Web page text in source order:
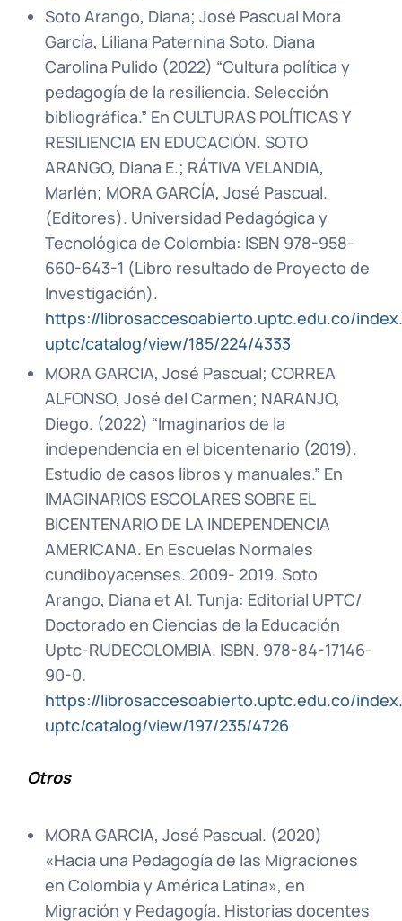
Soto Arango, Diana; José Pascual Mora
García, Liliana Paternina Soto, Diana
Carolina Pulido (2022) “Cultura política y
pedagogía de la resiliencia. Selección
bibliográfica.” En CULTURAS POLÍTICAS Y
RESILIENCIA EN EDUCACIÓN. SOTO
ARANGO, Diana E.; RÁTIVA VELANDIA,
Marlén; MORA GARCÍA, José Pascual.
(Editores). Universidad Pedagógica y
Tecnológica de Colombia: ISBN 978-958-
660-643-1 (Libro resultado de Proyecto de
Investigación).
https://librosaccesoabierto.uptc.edu.co/
uptc/catalog/view/185/224/4333
MORA GARCIA, José Pascual; CORREA
ALFONSO, José del Carmen; NARANJO,
Diego. (2022) “Imaginarios de la
independencia en el bicentenario (2019).
Estudio de casos libros y manuales.” En
IMAGINARIOS ESCOLARES SOBRE EL
BICENTENARIO DE LA INDEPENDENCIA
AMERICANA. En Escuelas Normales
cundiboyacenses. 2009- 2019. Soto
Arango, Diana et Al. Tunja: Editorial UPTC/
Doctorado en Ciencias de la Educación
Uptc-RUDECOLOMBIA. ISBN. 978-84-17146-
90-0.
https://librosaccesoabierto.uptc.edu.co/
uptc/catalog/view/197/235/4726
Otros
MORA GARCIA, José Pascual. (2020)
«Hacia una Pedagogía de las Migraciones
en Colombia y América Latina», en
Migración y Pedagogía. Historias docentes